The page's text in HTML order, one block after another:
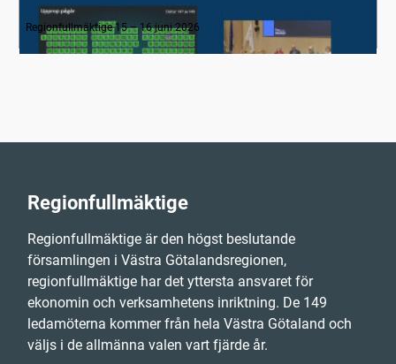
1-3. Inledning
Regionfullmäktige 15 – 16 juni 2026
Regionfullmäktige
Regionfullmäktige är den högst beslutande
församlingen i Västra Götalandsregionen,
regionfullmäktige har det yttersta ansvaret för
ekonomin och verksamhetens inriktning. De 149
ledamöterna kommer från hela Västra Götaland och
väljs i de allmänna valen vart fjärde år.